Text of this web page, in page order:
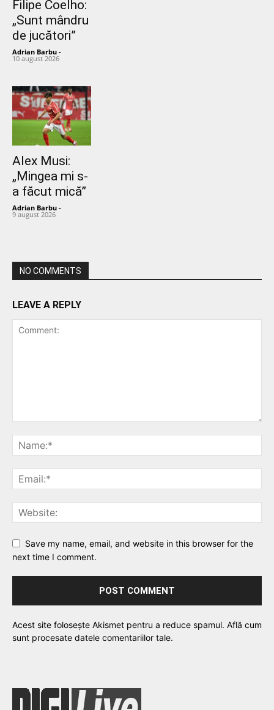
Filipe Coelho:
„Sunt mândru
de jucători”
Adrian Barbu -
10 august 2026
Alex Musi:
„Mingea mi s-
a făcut mică”
Adrian Barbu -
9 august 2026
NO COMMENTS
LEAVE A REPLY
Save my name, email, and website in this browser for the
next time I comment.
Acest site folosește Akismet pentru a reduce spamul. Află cum
sunt procesate datele comentariilor tale.